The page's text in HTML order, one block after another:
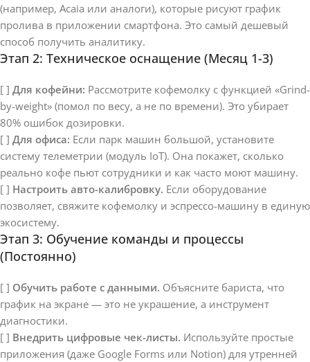
(например, Acaia или аналоги), которые рисуют график
пролива в приложении смартфона. Это самый дешевый
способ получить аналитику.
Этап 2: Техническое оснащение (Месяц 1-3)
[ ] Для кофейни: Рассмотрите кофемолку с функцией «Grind-
by-weight» (помол по весу, а не по времени). Это убирает
80% ошибок дозировки.
[ ] Для офиса: Если парк машин большой, установите
систему телеметрии (модуль IoT). Она покажет, сколько
реально кофе пьют сотрудники и как часто моют машину.
[ ] Настроить авто-калибровку. Если оборудование
позволяет, свяжите кофемолку и эспрессо-машину в единую
экосистему.
Этап 3: Обучение команды и процессы
(Постоянно)
[ ] Обучить работе с данными. Объясните бариста, что
график на экране — это не украшение, а инструмент
диагностики.
[ ] Внедрить цифровые чек-листы. Используйте простые
приложения (даже Google Forms или Notion) для утренней